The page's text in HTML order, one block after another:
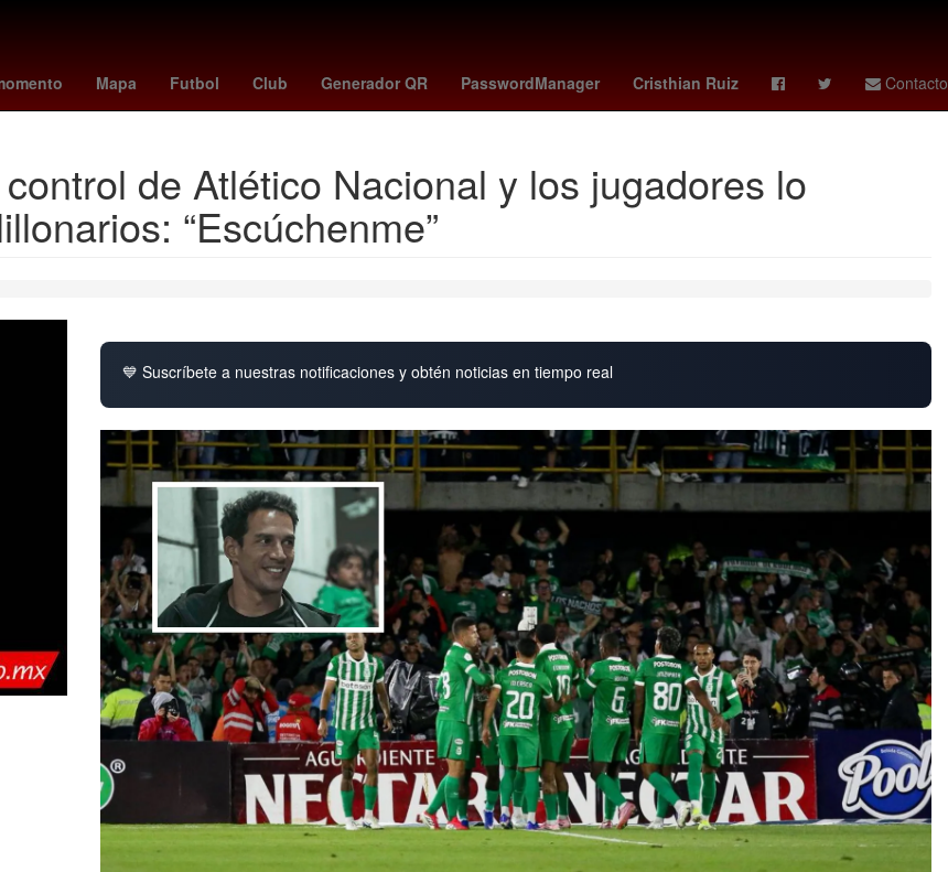
Mapa Futbol Club Generador QR PasswordManager Cristhian Ruiz Contacto
Rocío Banquells tijuana - juárez miss chile 2025 Eclipse sofia rivera lina luaces Danilo Carrera
de Atlético Nacional y los jugadores lo
“Escúchenme”
💙 Suscríbete a nuestras notificaciones y obtén noticias en tiempo real